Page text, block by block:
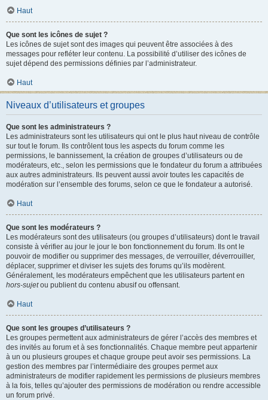
Haut
Que sont les icônes de sujet ?
Les icônes de sujet sont des images qui peuvent être associées à des
messages pour refléter leur contenu. La possibilité d’utiliser des icônes de
sujet dépend des permissions définies par l’administrateur.
Haut
Niveaux d’utilisateurs et groupes
Que sont les administrateurs ?
Les administrateurs sont les utilisateurs qui ont le plus haut niveau de contrôle
sur tout le forum. Ils contrôlent tous les aspects du forum comme les
permissions, le bannissement, la création de groupes d’utilisateurs ou de
modérateurs, etc., selon les permissions que le fondateur du forum a attribuées
aux autres administrateurs. Ils peuvent aussi avoir toutes les capacités de
modération sur l’ensemble des forums, selon ce que le fondateur a autorisé.
Haut
Que sont les modérateurs ?
Les modérateurs sont des utilisateurs (ou groupes d’utilisateurs) dont le travail
consiste à vérifier au jour le jour le bon fonctionnement du forum. Ils ont le
pouvoir de modifier ou supprimer des messages, de verrouiller, déverrouiller,
déplacer, supprimer et diviser les sujets des forums qu’ils modèrent.
Généralement, les modérateurs empêchent que les utilisateurs partent en
hors-sujetou publient du contenu abusif ou offensant.
Haut
Que sont les groupes d’utilisateurs ?
Les groupes permettent aux administrateurs de gérer l’accès des membres et
des invités au forum et à ses fonctionnalités. Chaque membre peut appartenir
à un ou plusieurs groupes et chaque groupe peut avoir ses permissions. La
gestion des membres par l’intermédiaire des groupes permet aux
administrateurs de modifier rapidement les permissions de plusieurs membres
à la fois, telles qu’ajouter des permissions de modération ou rendre accessible
un forum privé.